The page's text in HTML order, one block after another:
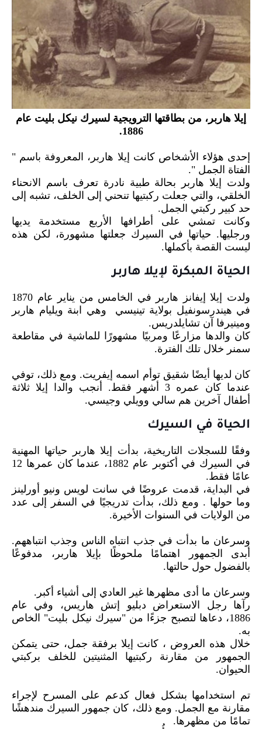
إيلا هاربر، من بطاقتها الترويجية لسيرك نيكل بليت عام
1886.
إحدى هؤلاء الأشخاص كانت إيلا هاربر، المعروفة باسم "
الفتاة الجمل ".
ولدت إيلا هاربر بحالة طبية نادرة تعرف باسم الانحناء
الخلقي، والتي جعلت ركبتيها تنحني إلى الخلف، تشبه إلى
حد كبير ركبتي الجمل.
وكانت تمشي على أطرافها الأربع مستخدمة يديها
ورجليها. حياتها في السيرك جعلتها مشهورة، لكن هذه
ليست القصة بأكملها.
الحياة المبكرة لإيلا هاربر
ولدت إيلا إيفانز هاربر في الخامس من يناير عام 1870
في هيندرسونفيل بولاية تينيسي وهي ابنة ويليام هاربر
ومينيرفا آن تشايلدريس.
كان والدها مزارعًا ومربيًا مشهورًا للماشية في مقاطعة
سمنر خلال تلك الفترة.
كان لديها أيضًا شقيق توأم اسمه إيفريت. ومع ذلك، توفي
عندما كان عمره 3 أشهر فقط. أنجب والدا إيلا ثلاثة
أطفال آخرين هم سالي وويلي وجيسي.
الحياة في السيرك
وفقًا للسجلات التاريخية، بدأت إيلا هاربر حياتها المهنية
في السيرك في أكتوبر عام 1882، عندما كان عمرها 12
عامًا فقط.
في البداية، قدمت عروضًا في سانت لويس ونيو أورلينز
وما حولها . ومع ذلك، بدأت تدريجيًا في السفر إلى عدد
من الولايات في السنوات الأخيرة.
وسرعان ما بدأت في جذب انتباه الناس وجذب انتباههم.
أبدى الجمهور اهتمامًا ملحوظًا بإيلا هاربر، مدفوعًا
بالفضول حول حالتها.
وسرعان ما أدى مظهرها غير العادي إلى أشياء أكبر.
رآها رجل الاستعراض دبليو إتش هاريس، وفي عام
1886، دعاها لتصبح جزءًا من "سيرك نيكل بليت" الخاص
به.
خلال هذه العروض ، كانت إيلا برفقة جمل، حتى يتمكن
الجمهور من مقارنة ركبتيها المثنيتين للخلف بركبتي
الحيوان.
تم استخدامها بشكل فعال كدعم على المسرح لإجراء
مقارنة مع الجمل. ومع ذلك، كان جمهور السيرك مندهشًا
تمامًا من مظهرها.